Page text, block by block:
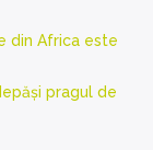
din Africa este
pragul de